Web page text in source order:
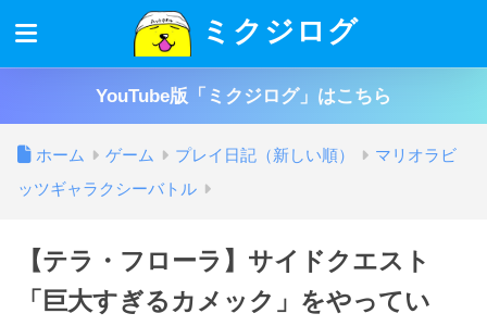
ミクジログ
YouTube版「ミクジログ」はこちら
ホーム ゲーム プレイ日記（新しい順）
マリオラビ
ッツギャラクシーバトル
【テラ・フローラ】サイドクエスト
「巨大すぎるカメック」をやってい